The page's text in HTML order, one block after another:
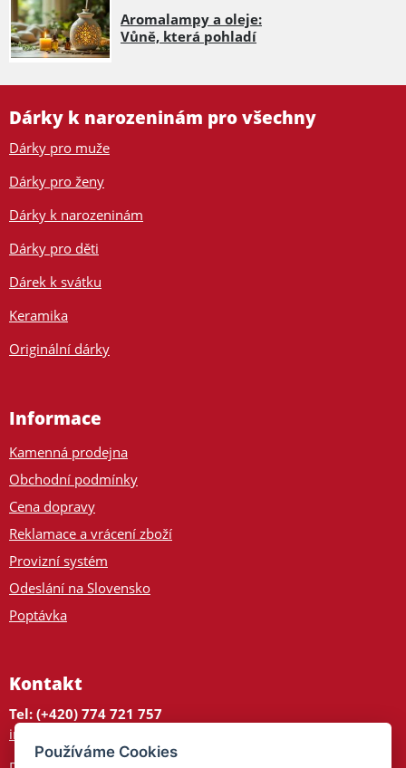
Aromalampy a oleje:
Vůně, která pohladí
Dárky k narozeninám pro všechny
Dárky pro muže
Dárky pro ženy
Dárky k narozeninám
Dárky pro děti
Dárek k svátku
Keramika
Originální dárky
Informace
Kamenná prodejna
Obchodní podmínky
Cena dopravy
Reklamace a vrácení zboží
Provizní systém
Odeslání na Slovensko
Poptávka
Kontakt
Tel: (+420) 774 721 757
info@tajnedarky.cz
Používáme Cookies